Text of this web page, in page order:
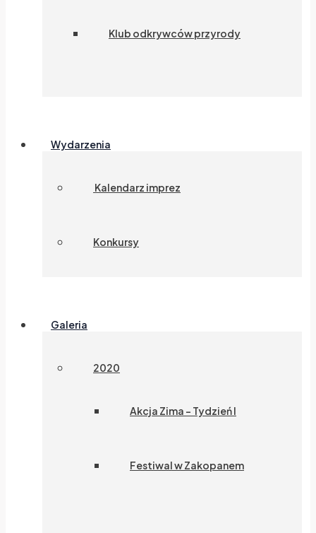
Klub odkrywców przyrody
Wydarzenia
Kalendarz imprez
Konkursy
Galeria
2020
Akcja Zima – Tydzień I
Festiwal w Zakopanem